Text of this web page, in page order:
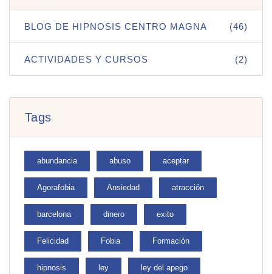
BLOG DE HIPNOSIS CENTRO MAGNA (46)
ACTIVIDADES Y CURSOS (2)
Tags
abundancia abuso aceptar
Agorafobia Ansiedad atracción
barcelona dinero exito
Felicidad Fobia Formación
hipnosis ley ley del apego